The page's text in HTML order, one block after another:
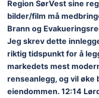
Region SørVest sine
bilder/film må
Brann og
Jeg skrev dette
riktig tidspunkt for å
markedets mest
renseanlegg, og vil øke
eiendommen. 12:14